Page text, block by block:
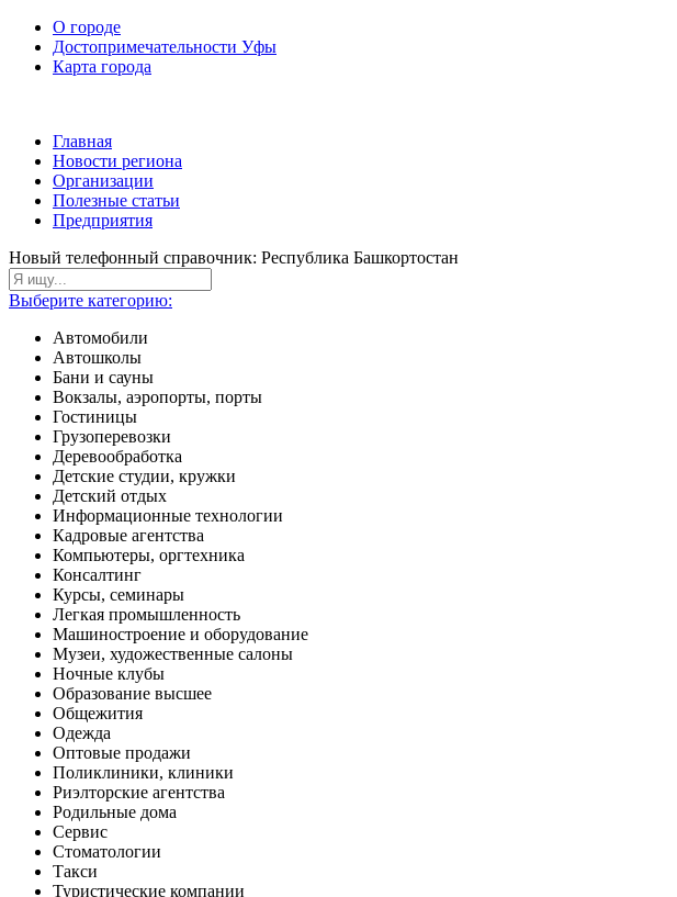
О городе
Достопримечательности Уфы
Карта города
Главная
Новости региона
Организации
Полезные статьи
Предприятия
Новый телефонный справочник: Республика Башкортостан
Выберите категорию:
Автомобили
Автошколы
Бани и сауны
Вокзалы, аэропорты, порты
Гостиницы
Грузоперевозки
Деревообработка
Детские студии, кружки
Детский отдых
Информационные технологии
Кадровые агентства
Компьютеры, оргтехника
Консалтинг
Курсы, семинары
Легкая промышленность
Машиностроение и оборудование
Музеи, художественные салоны
Ночные клубы
Образование высшее
Общежития
Одежда
Оптовые продажи
Поликлиники, клиники
Риэлторские агентства
Родильные дома
Сервис
Стоматологии
Такси
Туристические компании